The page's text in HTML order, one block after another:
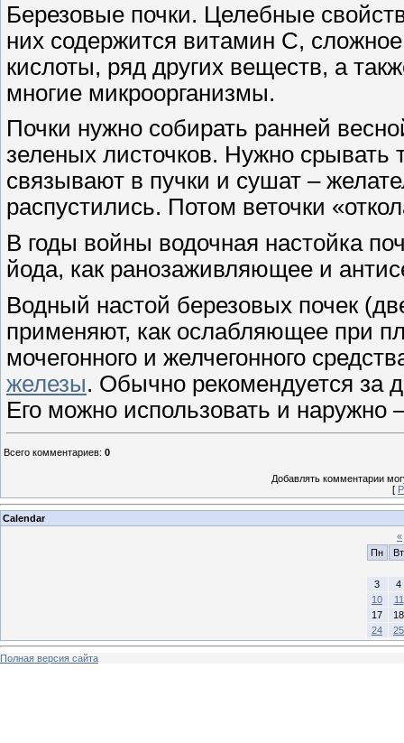
Березовые почки. Целебные
них содержится витамин С,
кислоты, ряд других веществ, а
многие микроорганизмы.
Почки нужно собирать ранней
зеленых листочков. Нужно срывать
связывают в пучки и сушат –
распустились. Потом веточки
В годы войны водочная настойка
йода, как ранозаживляющее и
Водный настой березовых почек
применяют, как ослабляющее при
мочегонного и желчегонного
железы. Обычно рекомендуется за
Его можно использовать и наружно
Всего комментариев: 0
Добавлять комментарии
[
Calendar
«
Пн
Вт
3
4
10
11
17
18
24
25
Полная версия сайта